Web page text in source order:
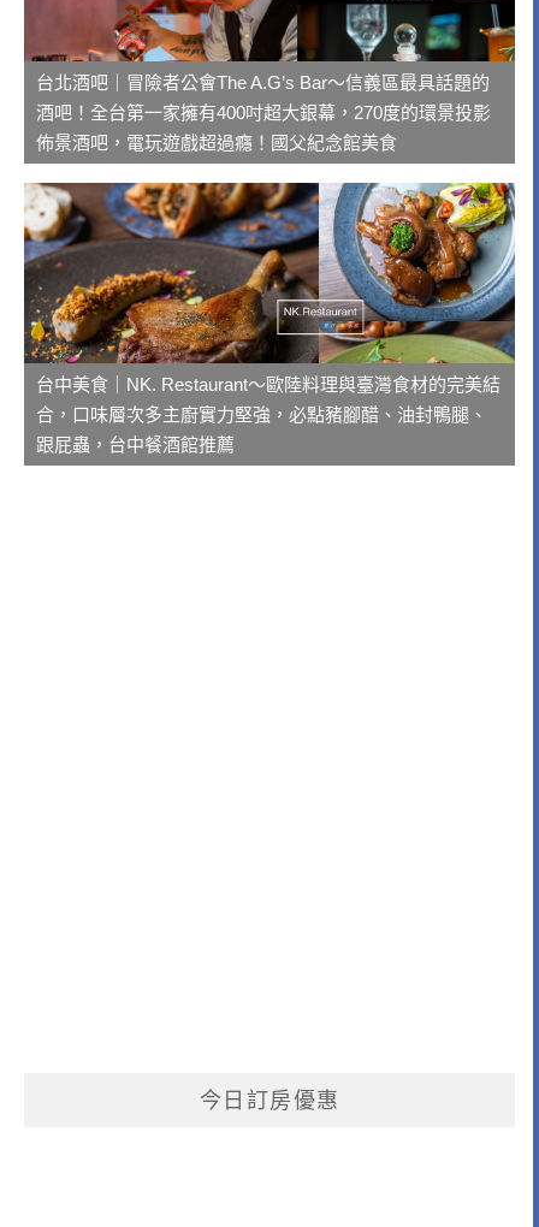
台北酒吧｜冒險者公會The A.G’s Bar～信義區最具話題的
酒吧！全台第一家擁有400吋超大銀幕，270度的環景投影
佈景酒吧，電玩遊戲超過癮！國父紀念館美食
台中美食｜NK. Restaurant～歐陸料理與臺灣食材的完美結
合，口味層次多主廚實力堅強，必點豬腳醋、油封鴨腿、
跟屁蟲，台中餐酒館推薦
今日訂房優惠